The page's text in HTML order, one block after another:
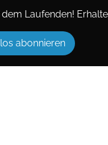
Laufenden!
abonnieren